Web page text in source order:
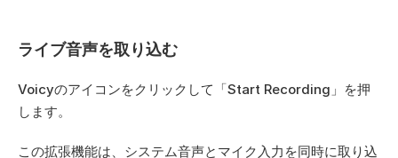
ライブ音声を取り込む
Voicyのアイコンをクリックして「Start Recording」を押
します。
この拡張機能は、システム音声とマイク入力を同時に取り込